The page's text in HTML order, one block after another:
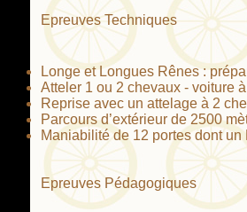
Epreuves Techniques
Longe et Longues Rênes :
Atteler 1 ou 2 chevaux - voiture
Reprise avec un attelage à 2
Parcours d’extérieur de 2500
Maniabilité de 12 portes dont un
Epreuves Pédagogiques